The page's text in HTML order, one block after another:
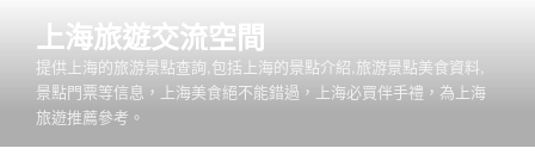
上海旅遊交流空間
提供上海的旅游景點查詢,包括上海的景點介紹,旅游景點美食資料,
景點門票等信息，上海美食絕不能錯過，上海必買伴手禮，為上海
旅遊推薦參考。